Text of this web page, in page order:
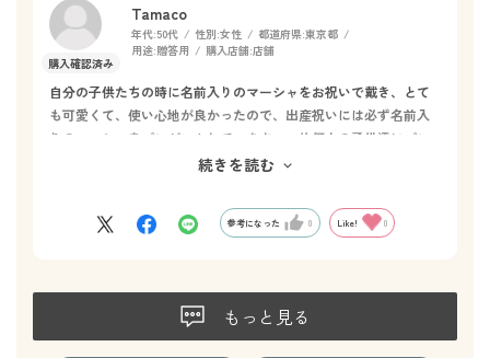
Tamaco
年代:50代 性別:女性 都道府県:東京都
用途:贈答用 購入店舗:店舗
自分の子供たちの時に名前入りのマーシャをお祝いで戴き、とて
も可愛くて、使い心地が良かったので、出産祝いには必ず名前入
りのマーシャをプレゼントしています。一体何人の子供達にプレ
ゼントしたかしら(^^)。今回は職場の方へプレゼント。マーシャ
続きを読む
参考になった 0 Like! 0
もっと見る